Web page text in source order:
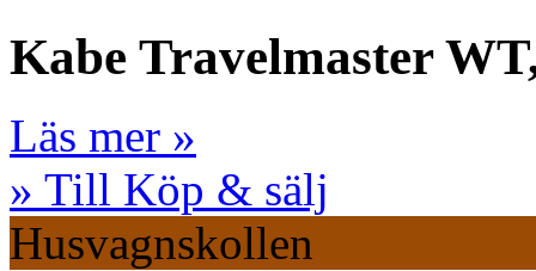
Kabe Travelmaster
Läs mer »
» Till Köp & sälj
Husvagnskollen